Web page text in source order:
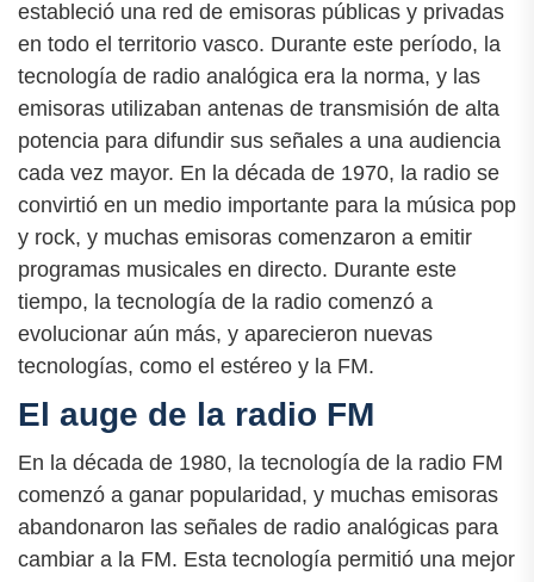
estableció una red de emisoras públicas y privadas
en todo el territorio vasco. Durante este período, la
tecnología de radio analógica era la norma, y las
emisoras utilizaban antenas de transmisión de alta
potencia para difundir sus señales a una audiencia
cada vez mayor. En la década de 1970, la radio se
convirtió en un medio importante para la música pop
y rock, y muchas emisoras comenzaron a emitir
programas musicales en directo. Durante este
tiempo, la tecnología de la radio comenzó a
evolucionar aún más, y aparecieron nuevas
tecnologías, como el estéreo y la FM.
El auge de la radio FM
En la década de 1980, la tecnología de la radio FM
comenzó a ganar popularidad, y muchas emisoras
abandonaron las señales de radio analógicas para
cambiar a la FM. Esta tecnología permitió una mejor